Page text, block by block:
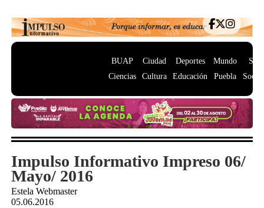
BUAP
Ciencias
Ciudad
Cultura
Deportes
Educación
Mundo
Puebla
Impulso Informativo Impreso 06/
Mayo/ 2016
Estela Webmaster
05.06.2016